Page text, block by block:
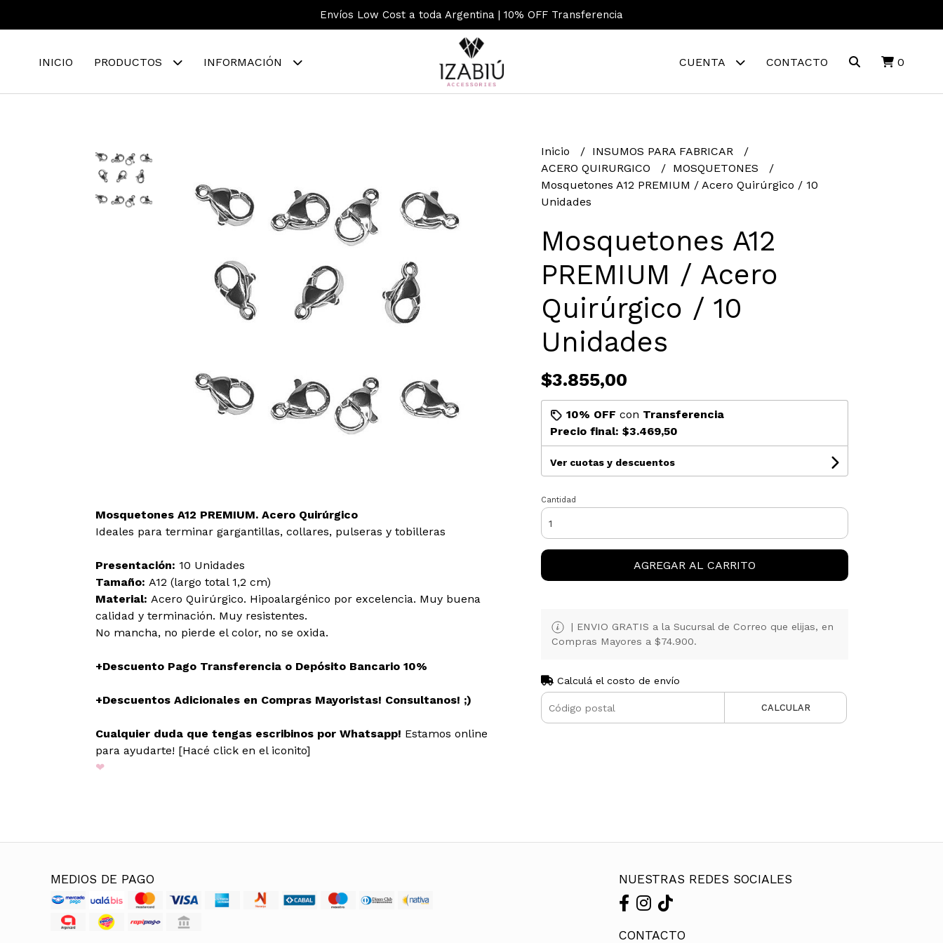
Envíos Low Cost a toda Argentina | 10% OFF Transferencia
INICIO PRODUCTOS INFORMACIÓN CUENTA CONTACTO 0
Mosquetones A12 PREMIUM. Acero Quirúrgico
Ideales para terminar gargantillas, collares, pulseras y tobilleras
Presentación: 10 Unidades
Tamaño: A12 (largo total 1,2 cm)
Material: Acero Quirúrgico. Hipoalargénico por excelencia. Muy buena
calidad y terminación. Muy resistentes.
No mancha, no pierde el color, no se oxida.
+Descuento Pago Transferencia o Depósito Bancario 10%
+Descuentos Adicionales en Compras Mayoristas! Consultanos! ;)
Cualquier duda que tengas escribinos por Whatsapp! Estamos online
para ayudarte! [Hacé click en el iconito]
❤
Inicio
INSUMOS PARA FABRICAR
ACERO QUIRURGICO
MOSQUETONES
Mosquetones A12 PREMIUM / Acero Quirúrgico / 10
Unidades
Mosquetones A12
PREMIUM / Acero
Quirúrgico / 10
Unidades
$3.855,00
10% OFF con Transferencia
Precio final: $3.469,50
Ver cuotas y descuentos
Cantidad
AGREGAR AL CARRITO
| ENVIO GRATIS a la Sucursal de Correo que elijas, en
Compras Mayores a $74.900.
Calculá el costo de envío
CALCULAR
MEDIOS DE PAGO NUESTRAS REDES SOCIALES
CONTACTO